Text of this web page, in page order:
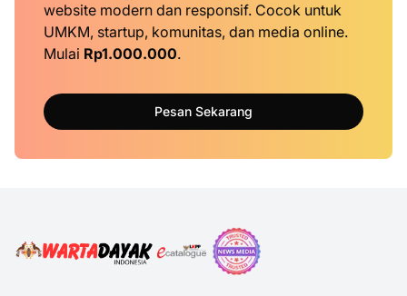
website modern dan responsif. Cocok untuk
UMKM, startup, komunitas, dan media online.
Mulai Rp1.000.000.
Pesan Sekarang